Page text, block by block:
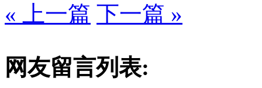
« 上一篇 下一篇 »
网友留言列表: